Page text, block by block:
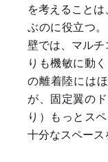
を考えること
ぶのに役立つ
壁では、マル
りも機敏に動
の離着陸には
が、固定翼の
り）もっとス
十分なスペース